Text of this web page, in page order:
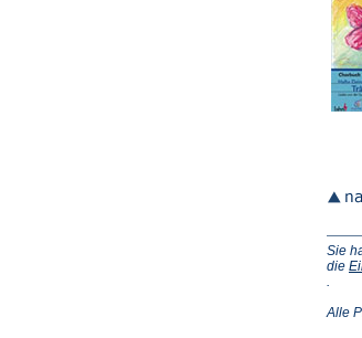
Sie
die
einem
.
Alle